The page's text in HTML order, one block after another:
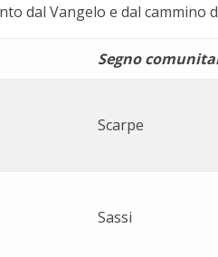
dal Vangelo e dal cammino di
Segno
Scarpe
Sassi